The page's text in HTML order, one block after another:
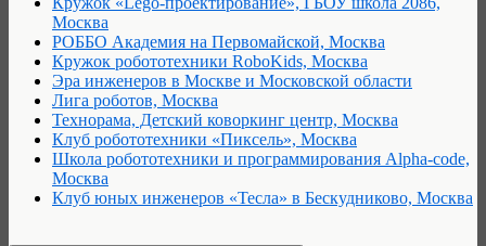
Москва
РОББО Академия на Первомайской, Москва
Кружок робототехники RoboKids, Москва
Эра инженеров в Москве и Московской области
Лига роботов, Москва
Технорама, Детский коворкинг центр, Москва
Клуб робототехники «Пиксель», Москва
Школа робототехники и программирования Alpha-code,
Москва
Клуб юных инженеров «Тесла» в Бескудниково, Москва